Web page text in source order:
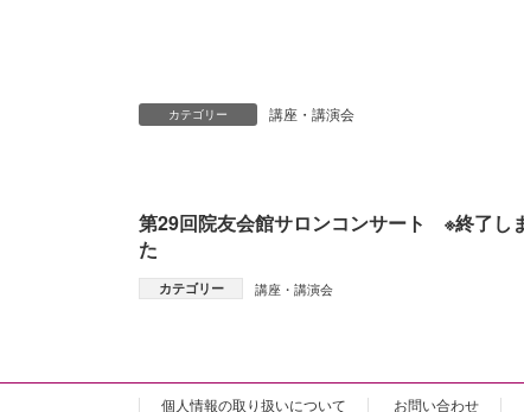
カテゴリー 講座・講演会
第29回院友会館サロンコンサート ※終了し
た
カテゴリー 講座・講演会
個人情報の取り扱いについて お問い合わせ